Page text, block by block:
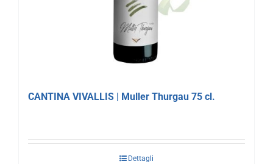
CANTINA VIVALLIS | Muller Thurgau 75 cl.
Dettagli